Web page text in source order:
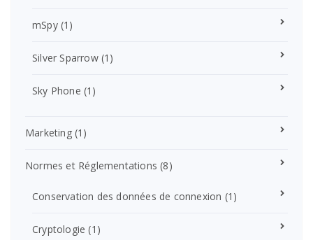
mSpy(1)
Silver Sparrow(1)
Sky Phone (1)
Marketing(1)
Normes et Réglementations (8)
Conservation des données de connexion (1)
Cryptologie (1)